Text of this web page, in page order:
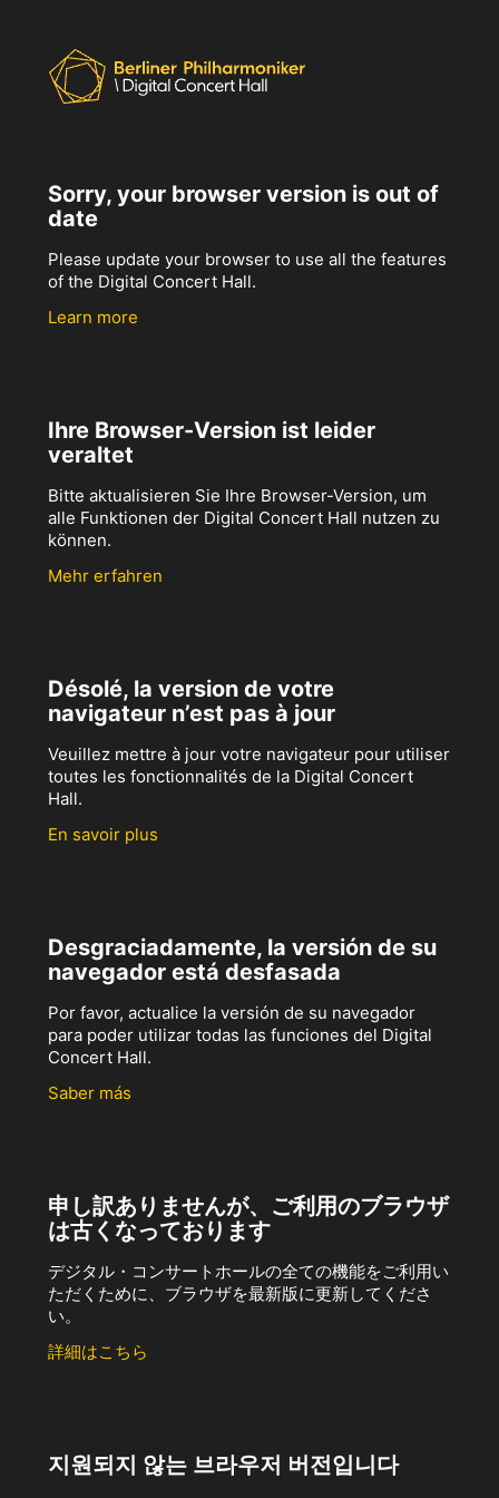
Sorry, your browser version is out of
date
Please update your browser to use all the features
of the Digital Concert Hall.
Learn more
Ihre Browser-Version ist leider
veraltet
Bitte aktualisieren Sie Ihre Browser-Version, um
alle Funktionen der Digital Concert Hall nutzen zu
können.
Mehr erfahren
Désolé, la version de votre
navigateur n’est pas à jour
Veuillez mettre à jour votre navigateur pour utiliser
toutes les fonctionnalités de la Digital Concert
Hall.
En savoir plus
Desgraciadamente, la versión de su
navegador está desfasada
Por favor, actualice la versión de su navegador
para poder utilizar todas las funciones del Digital
Concert Hall.
Saber más
申し訳ありませんが、ご利用のブラウザ
は古くなっております
デジタル・コンサートホールの全ての機能をご利用い
ただくために、ブラウザを最新版に更新してくださ
い。
詳細はこちら
지원되지 않는 브라우저 버전입니다